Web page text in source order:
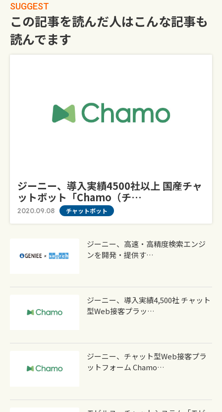
SUGGEST
この記事を読んだ人はこんな記事も
読んでます
ジーニー、導入実績4500社以上 国産チャ
ットボット「Chamo（チ…
2020.09.08 チャットボット
ジーニー、高速・高精度検索エンジ
ンを開発・提供す…
ジーニー、導入実績4,500社 チャット
型Web接客プラッ…
ジーニー、チャット型Web接客プラ
ットフォーム Chamo…